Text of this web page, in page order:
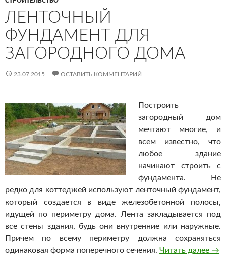
ЛЕНТОЧНЫЙ
ФУНДАМЕНТ ДЛЯ
ЗАГОРОДНОГО ДОМА
23.07.2015 ОСТАВИТЬ КОММЕНТАРИЙ
Построить
загородный дом
мечтают многие, и
всем известно, что
любое здание
начинают строить с
фундамента. Не
редко для коттеджей используют ленточный фундамент,
который создается в виде железобетонной полосы,
идущей по периметру дома. Лента закладывается под
все стены здания, будь они внутренние или наружные.
Причем по всему периметру должна сохраняться
одинаковая форма поперечного сечения. Читать далее →